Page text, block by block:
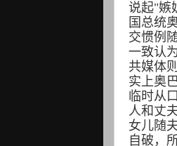
说起"嫉
国总统
交惯例
一致认
共媒体
实上奥
临时从
人和丈
女儿随
自破，